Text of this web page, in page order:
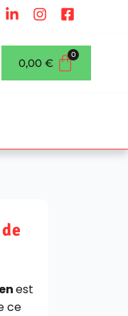
0,00 €
est
ce